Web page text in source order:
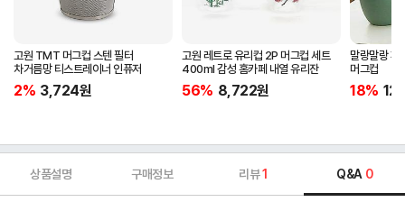
고원 TMT 머그컵 스텐 필터
차거름망 티스트레이너 인퓨저
2% 3,724원
고원 레트로 유리컵 2P 머그컵 세트
400ml 감성 홈카페 내열 유리잔
56% 8,722원
말랑말랑 깨
머그컵
18%
상품설명 구매정보 리뷰1 Q&A 0